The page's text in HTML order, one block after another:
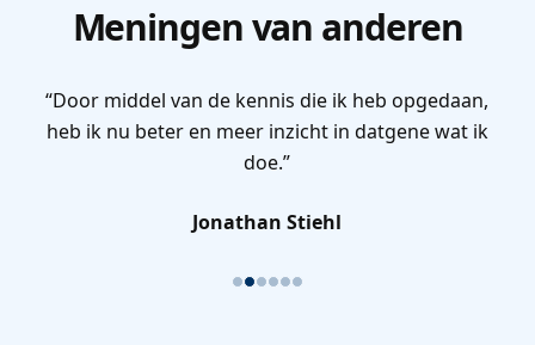
Meningen van anderen
“Door middel van de kennis die ik heb opgedaan,
heb ik nu beter en meer inzicht in datgene wat ik
doe.”
Jonathan Stiehl